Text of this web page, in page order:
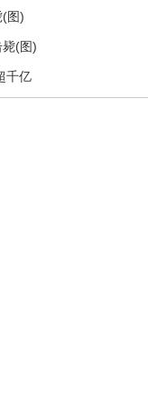
图)
(图)
千亿